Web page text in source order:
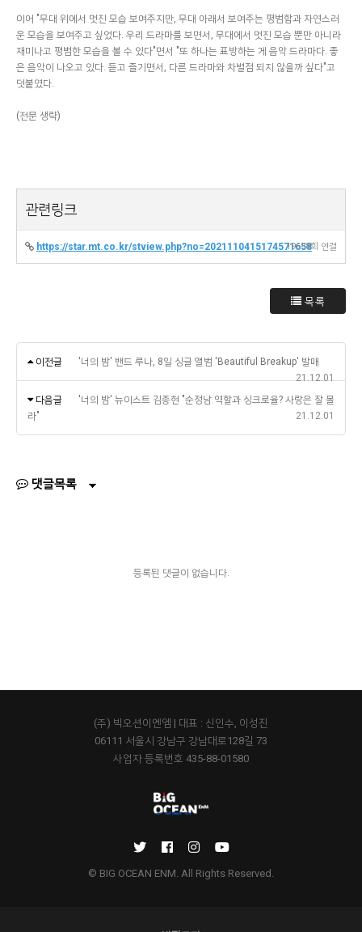
이어 "무대 위에서 멋진 모습 보여주지만, 무대 아래서 보여주는 평범함과 자연스러
운 모습을 보여주고 싶었다. 우리 드라마를 보면서, 무대에서 멋진 모습 뿐만 아니라
재미나고 평범한 모습을 볼 수 있다"면서 "또 하나는 표방하는 게 음악 드라마다. 좋
은 음악이 나오고 있다. 듣고 즐기면서, 다른 드라마와 차별점 되지 않을까 싶다"고
덧붙였다.
(전문 생략)
관련링크
https://star.mt.co.kr/stview.php?no=202111041517457165819638회 연결
목록
이전글
'너의 밤' 밴드 루나, 8일 싱글 앨범 'Beautiful Breakup' 발매
21.12.01
다음글
'너의 밤' 뉴이스트 김종현 "순정남 역할과 싱크로율? 사랑은 잘 몰
라"
21.12.01
댓글목록
등록된 댓글이 없습니다.
(주) 빅오션이엔엠 | 대표 : 신인수, 이성진
06111 서울시 강남구 강남대로128길 73
사업자 등록번호 435-88-01580
© BIG OCEAN ENM. All Rights Reserved.